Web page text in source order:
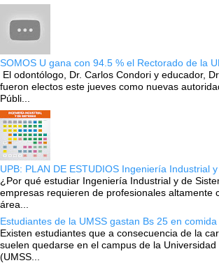
SOMOS U gana con 94.5 % el Rectorado de la
El odontólogo, Dr. Carlos Condori y educador,
fueron electos este jueves como nuevas
Públi...
UPB: PLAN DE ESTUDIOS Ingeniería Industrial
¿Por qué estudiar Ingeniería Industrial y de
empresas requieren de profesionales altamente
área...
Estudiantes de la UMSS gastan Bs 25 en comida
Existen estudiantes que a consecuencia de la
suelen quedarse en el campus de la
(UMSS...